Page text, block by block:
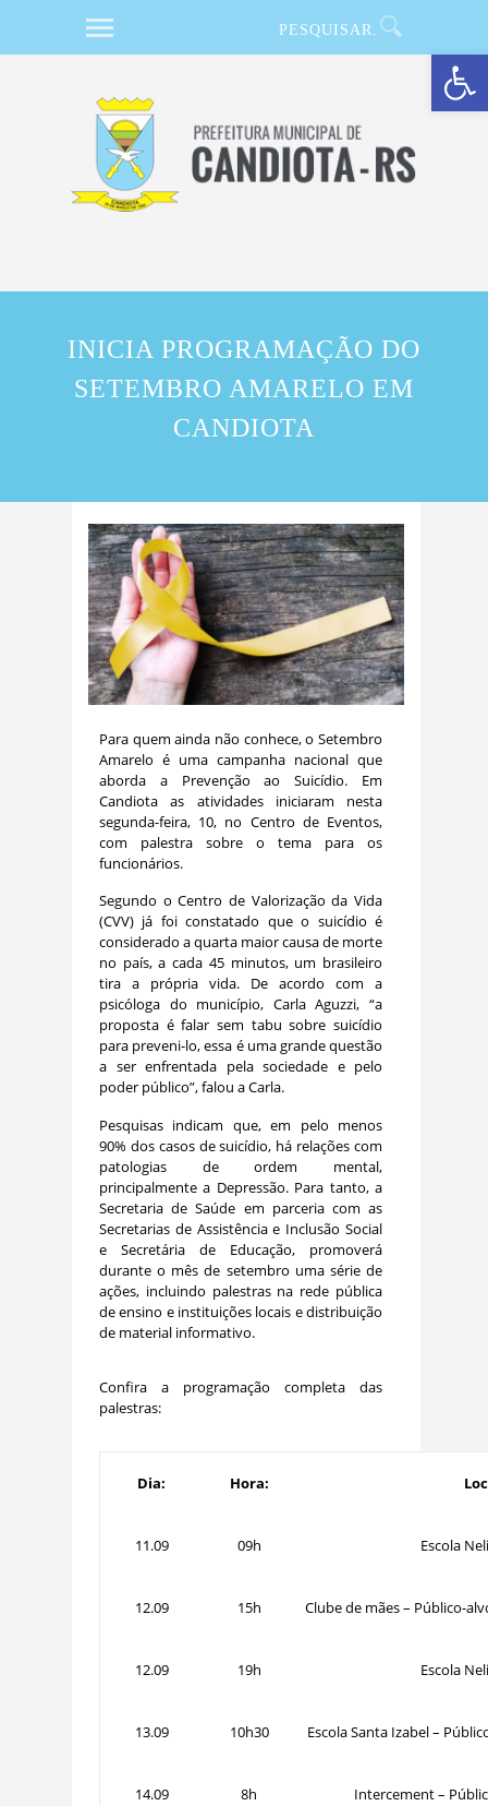
Barra de Ferramentas Aberta
INICIA PROGRAMAÇÃO DO
SETEMBRO AMARELO EM
CANDIOTA
Para quem ainda não conhece, o Setembro
Amarelo é uma campanha nacional que
aborda a Prevenção ao Suicídio. Em
Candiota as atividades iniciaram nesta
segunda-feira, 10, no Centro de Eventos,
com palestra sobre o tema para os
funcionários.
Segundo o Centro de Valorização da Vida
(CVV) já foi constatado que o suicídio é
considerado a quarta maior causa de morte
no país, a cada 45 minutos, um brasileiro
tira a própria vida. De acordo com a
psicóloga do município, Carla Aguzzi, “a
proposta é falar sem tabu sobre suicídio
para preveni-lo, essa é uma grande questão
a ser enfrentada pela sociedade e pelo
poder público”, falou a Carla.
Pesquisas indicam que, em pelo menos
90% dos casos de suicídio, há relações com
patologias de ordem mental,
principalmente a Depressão. Para tanto, a
Secretaria de Saúde em parceria com as
Secretarias de Assistência e Inclusão Social
e Secretária de Educação, promoverá
durante o mês de setembro uma série de
ações, incluindo palestras na rede pública
de ensino e instituições locais e distribuição
de material informativo.
Confira a programação completa das
palestras:
Dia: Hora:
11.09 09h Escola
12.09 15h Clube de mães – Público-
12.09 19h Escola
13.09 10h30 Escola Santa Izabel –
14.09 8h Intercement –